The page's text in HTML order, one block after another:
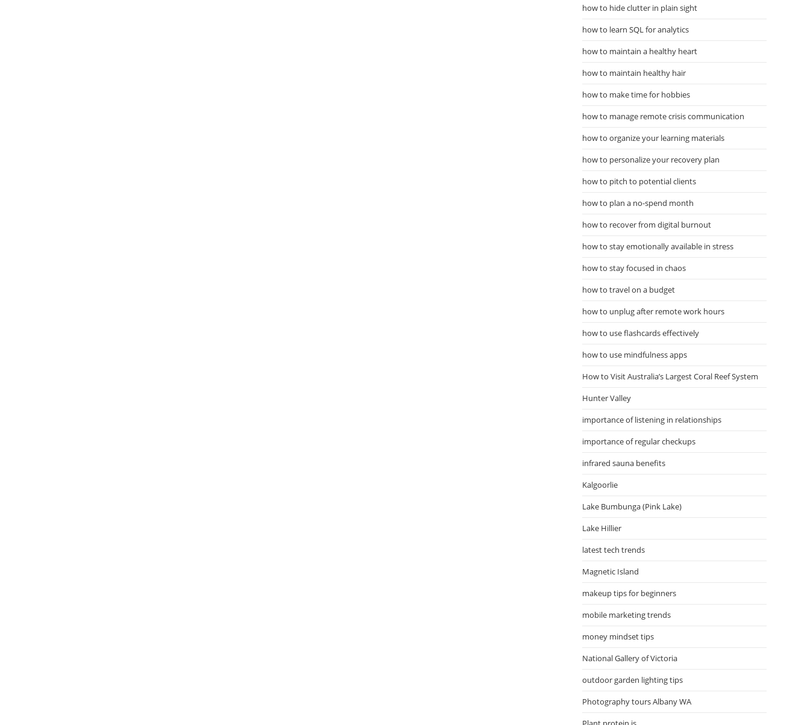
how to hide clutter in plain sight
how to learn SQL for analytics
how to maintain a healthy heart
how to maintain healthy hair
how to make time for hobbies
how to manage remote crisis communication
how to organize your learning materials
how to personalize your recovery plan
how to pitch to potential clients
how to plan a no-spend month
how to recover from digital burnout
how to stay emotionally available in stress
how to stay focused in chaos
how to travel on a budget
how to unplug after remote work hours
how to use flashcards effectively
how to use mindfulness apps
How to Visit Australia’s Largest Coral Reef System
Hunter Valley
importance of listening in relationships
importance of regular checkups
infrared sauna benefits
Kalgoorlie
Lake Bumbunga (Pink Lake)
Lake Hillier
latest tech trends
Magnetic Island
makeup tips for beginners
mobile marketing trends
money mindset tips
National Gallery of Victoria
outdoor garden lighting tips
Photography tours Albany WA